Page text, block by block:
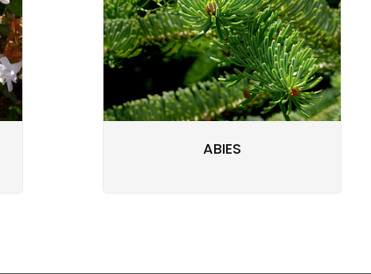
ABIES